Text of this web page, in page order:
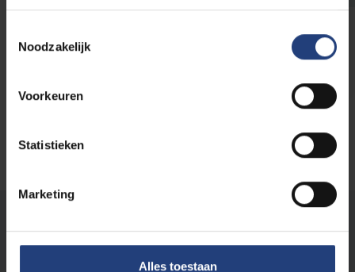
Noodzakelijk
Voorkeuren
Statistieken
Marketing
Alles toestaan
2026